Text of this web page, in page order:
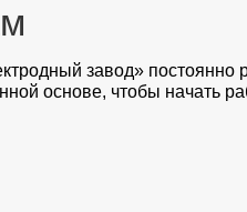
завод» постоянно
основе, чтобы начать